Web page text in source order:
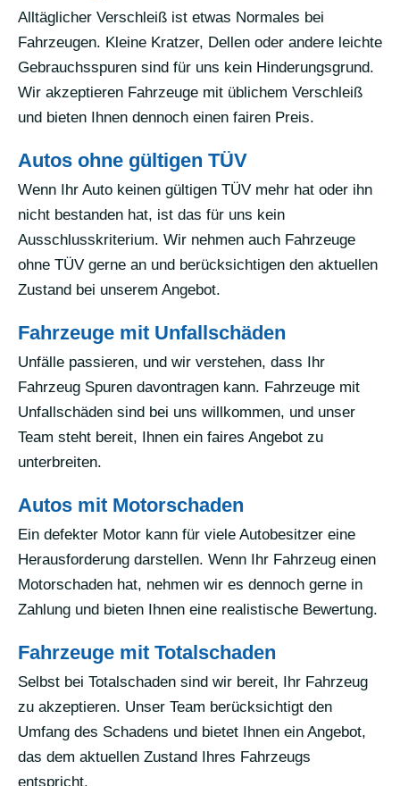
Alltäglicher Verschleiß ist etwas Normales bei
Fahrzeugen. Kleine Kratzer, Dellen oder andere leichte
Gebrauchsspuren sind für uns kein Hinderungsgrund.
Wir akzeptieren Fahrzeuge mit üblichem Verschleiß
und bieten Ihnen dennoch einen fairen Preis.
Autos ohne gültigen TÜV
Wenn Ihr Auto keinen gültigen TÜV mehr hat oder ihn
nicht bestanden hat, ist das für uns kein
Ausschlusskriterium. Wir nehmen auch Fahrzeuge
ohne TÜV gerne an und berücksichtigen den aktuellen
Zustand bei unserem Angebot.
Fahrzeuge mit Unfallschäden
Unfälle passieren, und wir verstehen, dass Ihr
Fahrzeug Spuren davontragen kann. Fahrzeuge mit
Unfallschäden sind bei uns willkommen, und unser
Team steht bereit, Ihnen ein faires Angebot zu
unterbreiten.
Autos mit Motorschaden
Ein defekter Motor kann für viele Autobesitzer eine
Herausforderung darstellen. Wenn Ihr Fahrzeug einen
Motorschaden hat, nehmen wir es dennoch gerne in
Zahlung und bieten Ihnen eine realistische Bewertung.
Fahrzeuge mit Totalschaden
Selbst bei Totalschaden sind wir bereit, Ihr Fahrzeug
zu akzeptieren. Unser Team berücksichtigt den
Umfang des Schadens und bietet Ihnen ein Angebot,
das dem aktuellen Zustand Ihres Fahrzeugs
entspricht.